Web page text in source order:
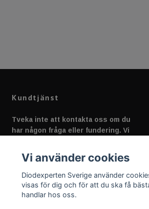
Kundtjänst
Tveka inte att kontakta oss om du
har någon fråga eller fundering. Vi
Vi använder cookies
Diodexperten Sverige använder
visas för dig och för att du ska få
handlar hos oss.